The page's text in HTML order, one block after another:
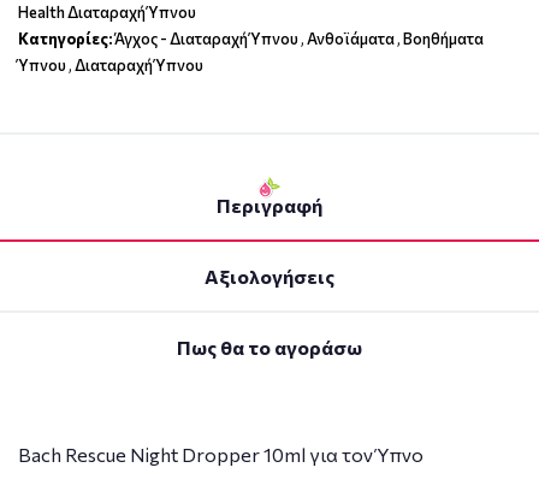
Health Διαταραχή Ύπνου
Κατηγορίες:Άγχος - Διαταραχή Ύπνου,Ανθοϊάματα,Βοηθήματα
Ύπνου,Διαταραχή Ύπνου
Περιγραφή
Αξιολογήσεις
Πως θα το αγοράσω
Bach Rescue Night Dropper 10ml για τον Ύπνο